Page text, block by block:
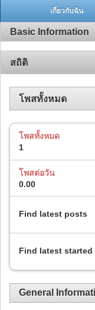
เกี่ยวกับฉัน
Basic Information
สถิติ
โพสทั้งหมด
โพสทั้งหมด
1
โพสต่อวัน
0.00
Find latest posts
Find latest started
General